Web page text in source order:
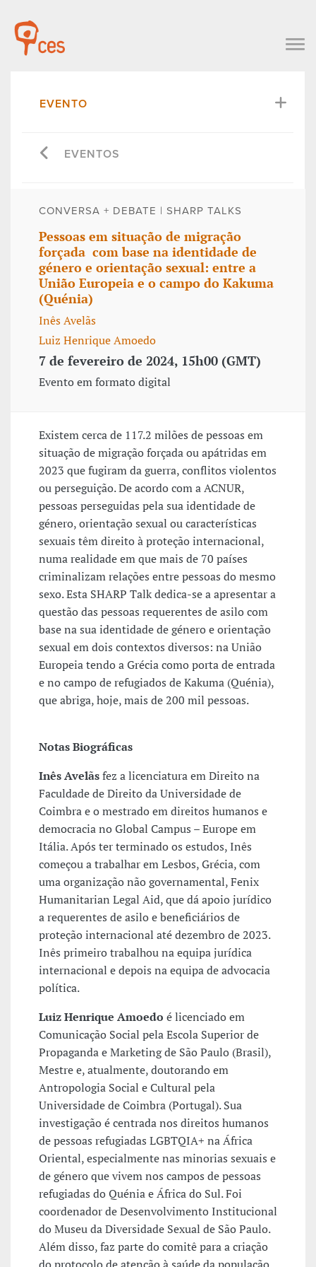
EVENTO
EVENTOS
CONVERSA + DEBATE | SHARP TALKS
Pessoas em situação de migração
forçada com base na identidade de
género e orientação sexual: entre a
União Europeia e o campo do Kakuma
(Quénia)
Inês Avelãs
Luiz Henrique Amoedo
7 de fevereiro de 2024, 15h00 (GMT)
Evento em formato digital
Existem cerca de 117.2 milões de pessoas em
situação de migração forçada ou apátridas em
2023 que fugiram da guerra, conflitos violentos
ou perseguição. De acordo com a ACNUR,
pessoas perseguidas pela sua identidade de
género, orientação sexual ou características
sexuais têm direito à proteção internacional,
numa realidade em que mais de 70 países
criminalizam relações entre pessoas do mesmo
sexo. Esta SHARP Talk dedica-se a apresentar a
questão das pessoas requerentes de asilo com
base na sua identidade de género e orientação
sexual em dois contextos diversos: na União
Europeia tendo a Grécia como porta de entrada
e no campo de refugiados de Kakuma (Quénia),
que abriga, hoje, mais de 200 mil pessoas.
Notas Biográficas
Inês Avelãsfez a licenciatura em Direito na
Faculdade de Direito da Universidade de
Coimbra e o mestrado em direitos humanos e
democracia no Global Campus – Europe em
Itália. Após ter terminado os estudos, Inês
começou a trabalhar em Lesbos, Grécia, com
uma organização não governamental, Fenix
Humanitarian Legal Aid, que dá apoio jurídico
a requerentes de asilo e beneficiários de
proteção internacional até dezembro de 2023.
Inês primeiro trabalhou na equipa jurídica
internacional e depois na equipa de advocacia
política.
Luiz Henrique Amoedo é licenciado em
Comunicação Social pela Escola Superior de
Propaganda e Marketing de São Paulo (Brasil),
Mestre e, atualmente, doutorando em
Antropologia Social e Cultural pela
Universidade de Coimbra (Portugal). Sua
investigação é centrada nos direitos humanos
de pessoas refugiadas LGBTQIA+ na África
Oriental, especialmente nas minorias sexuais e
de género que vivem nos campos de pessoas
refugiadas do Quénia e África do Sul. Foi
coordenador de Desenvolvimento Institucional
do Museu da Diversidade Sexual de São Paulo.
Além disso, faz parte do comitê para a criação